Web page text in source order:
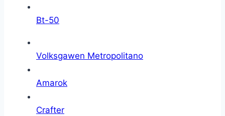
Bt-50
Volksgawen Metropolitano
Amarok
Crafter